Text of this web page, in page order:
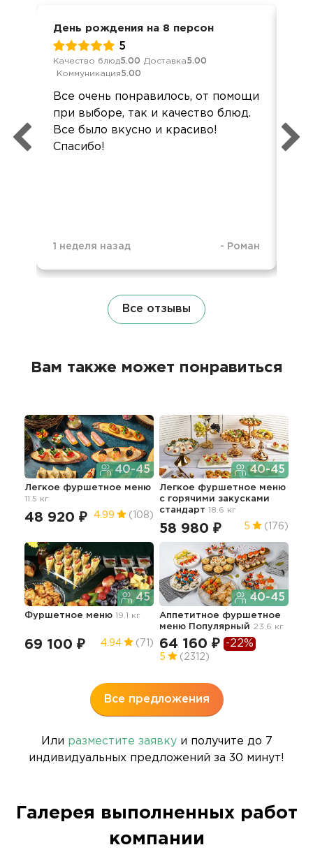
День рождения на 8 персон
5
Качество блюд5.00 Доставка5.00
Коммуникация5.00
Все очень понравилось, от помощи
при выборе, так и качество блюд.
Все было вкусно и красиво!
Спасибо!
1 неделя назад - Роман
Все отзывы
Вам также может понравиться
40-45
Легкое фуршетное меню
11.5 кг
48 920 ₽ 4.99 (108)
40-45
Легкое фуршетное меню
c горячими закусками
стандарт 18.6 кг
58 980 ₽ 5 (176)
45
Фуршетное меню 19.1 кг
69 100 ₽ 4.94 (71)
40-45
Аппетитное фуршетное
меню Популярный 23.6 кг
64 160 ₽ -22%
5 (2312)
Все предложения
Или разместите заявкуи получите до 7
индивидуальных предложений за 30 минут!
Галерея выполненных работ
компании